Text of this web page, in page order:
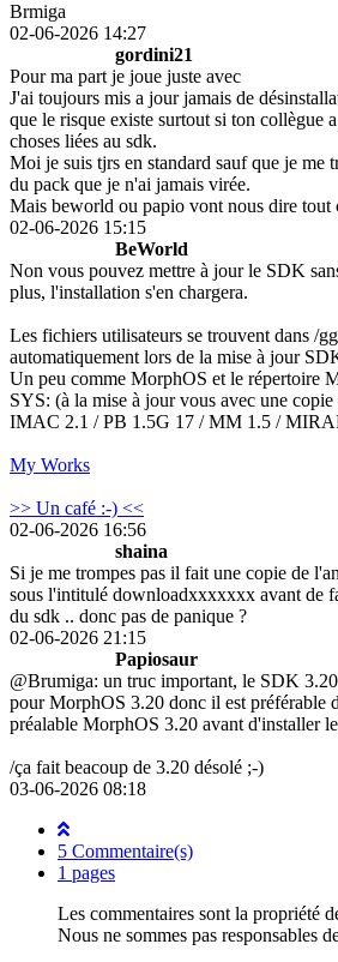
Brmiga
02-06-2026 14:27
gordini21
Pour ma part je joue juste avec
J'ai toujours mis a jour jamais de
que le risque existe surtout si ton collègue
choses liées au sdk.
Moi je suis tjrs en standard sauf que je me
du pack que je n'ai jamais virée.
Mais beworld ou papio vont nous dire tout
02-06-2026 15:15
BeWorld
Non vous pouvez mettre à jour le SDK
plus, l'installation s'en chargera.
Les fichiers utilisateurs se trouvent dans /
automatiquement lors de la mise à jour
Un peu comme MorphOS et le répertoire
SYS: (à la mise à jour vous avec une copie
IMAC 2.1 / PB 1.5G 17 / MM 1.5 /
My Works
>> Un café :-) <<
02-06-2026 16:56
shaina
Si je me trompes pas il fait une copie de
sous l'intitulé downloadxxxxxxx avant de
du sdk .. donc pas de panique ?
02-06-2026 21:15
Papiosaur
@Brumiga: un truc important, le SDK
pour MorphOS 3.20 donc il est préférable
préalable MorphOS 3.20 avant d'installer
/ça fait beacoup de 3.20 désolé ;-)
03-06-2026 08:18
5 Commentaire(s)
1 pages
Les commentaires sont la propriété
Nous ne sommes pas responsables